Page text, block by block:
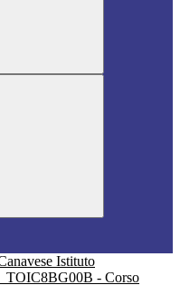
Istituto
TOIC8BG00B - Corso